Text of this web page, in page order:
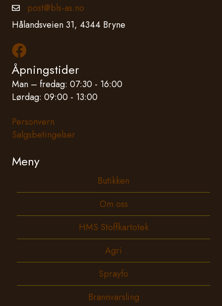
Epostadresse
post@bls-as.no
Hålandsveien 31, 4344 Bryne
Les mer om oss på Facebook
Åpningstider
Man – fredag: 07:30 - 16:00
Lørdag: 09:00 - 13:00
Personvern
Salgsbetingelser
Meny
Butikken
Om oss
HMS Stoffkartotek
Agri
Sprayfo
Brannvarsling